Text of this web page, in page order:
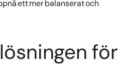
ett mer balanserat och
för